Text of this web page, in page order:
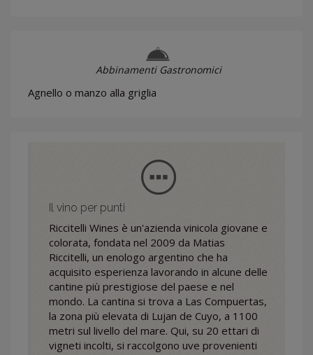
Abbinamenti Gastronomici
Agnello o manzo alla griglia
Il vino per punti
Riccitelli Wines è un'azienda vinicola giovane e
colorata, fondata nel 2009 da Matias
Riccitelli, un enologo argentino che ha
acquisito esperienza lavorando in alcune delle
cantine più prestigiose del paese e nel
mondo. La cantina si trova a Las Compuertas,
la zona più elevata di Lujan de Cuyo, a 1100
metri sul livello del mare. Qui, su 20 ettari di
vigneti incolti, si raccolgono uve provenienti